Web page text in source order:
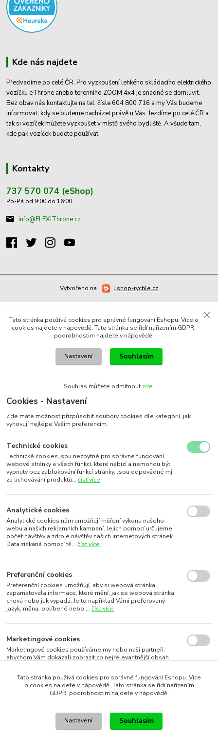
Kde nás najdete
Předvadíme po celé ČR. Pro vyzkoušení lehkého skládacího elektrického
vozíčku eThrone anebo terenního ZOOM 4x4 je snadné se domluvit.
Bez obav nás kontaktujte na tel. čísle 604 800 716 a my Vás budeme
informovat, kdy se budeme nacházet právě u Vás. Jezdíme po celé ČR a
tak si vozíček můžete vyzkoušet v místě svého bydliště. A všude tam,
kde pak vozíček budete používat.
Kontakty
737 570 074 (eShop)
Po-Pá od 9:00 do 16:00
info@FLEXiThrone.cz
Vytvořeno na Eshop-rychle.cz
Tato stránka používá cookies pro správné fungování Eshopu. Více o
cookies najdete v nápovědě. Tato stránka se řídí nařízením GDPR,
podrobnostim najdete v nápovědě.
Nastavení Souhlasím
Souhlas můžete odmítnout zde.
Cookies - Nastavení
Zde máte možnost přizpůsobit soubory cookies dle kategorií, jak
vyhovují nejlépe Vašim preferencím.
Technické cookies
Technické cookies jsou nezbytné pro správné fungování
webové stránky a všech funkcí, které nabízí a nemohou být
vypnuty bez zablokování funkcí stránky. Jsou odpovědné mj.
za uchovávání produktů...číst více
Analytické cookies
Analytické cookies nám umožňují měření výkonu našeho
webu a našich reklamních kampaní. Jejich pomocí určujeme
počet návštěv a zdroje návštěv našich internetových stránek.
Data získaná pomocí tě...číst více
Preferenční cookies
Preferenční cookies umožňují, aby si webová stránka
zapamatovala informace, které mění, jak se webová stránka
chová nebo jak vypadá. Je to například Vámi preferovaný
jazyk, měna, oblíbené nebo ...číst více
Marketingové cookies
Marketingové cookies používáme my nebo naši partneři,
abychom Vám dokázali zobrazit co nejrelevantnější obsah
subjektů. To je možn... číst více
Souhlasím s využitím vybraných souborů cookies
Tato stránka používá cookies pro správné fungování Eshopu. Více
o cookies najdete v nápovědě. Tato stránka se řídí nařízením
GDPR, podrobnostim najdete v nápovědě.
Nastavení Souhlasím